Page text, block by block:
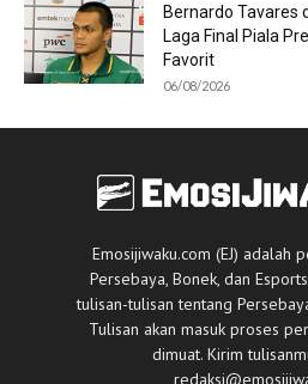
Bernardo Tavares
Laga Final Piala
Favorit
06/08/2026
Emosijiwaku.com (EJ) adalah
Persebaya, Bonek, dan
tulisan-tulisan tentang
Tulisan akan masuk proses
dimuat. Kirim